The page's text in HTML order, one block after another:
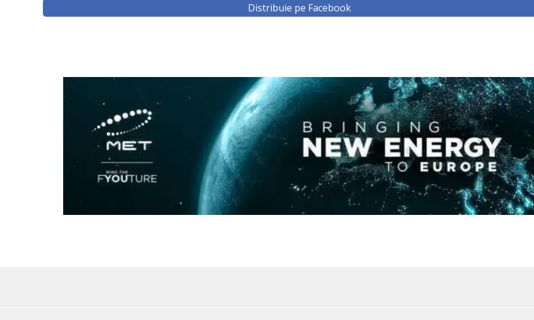
Distribuie pe Facebook